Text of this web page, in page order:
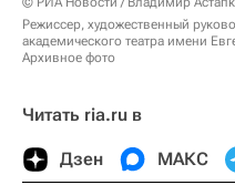
Режиссер, художественный
академического театра имени
Архивное фото
Читать ria.ru в
Дзен МАКС